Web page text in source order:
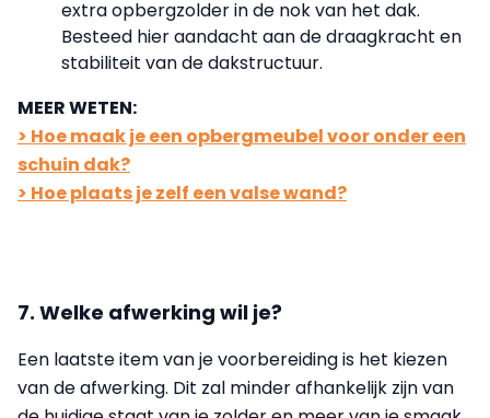
extra opbergzolder in de nok van het dak.
Besteed hier aandacht aan de draagkracht en
stabiliteit van de dakstructuur.
MEER WETEN:
> Hoe maak je een opbergmeubel voor onder een
schuin dak?
> Hoe plaats je zelf een valse wand?
7. Welke afwerking wil je?
Een laatste item van je voorbereiding is het kiezen
van de afwerking. Dit zal minder afhankelijk zijn van